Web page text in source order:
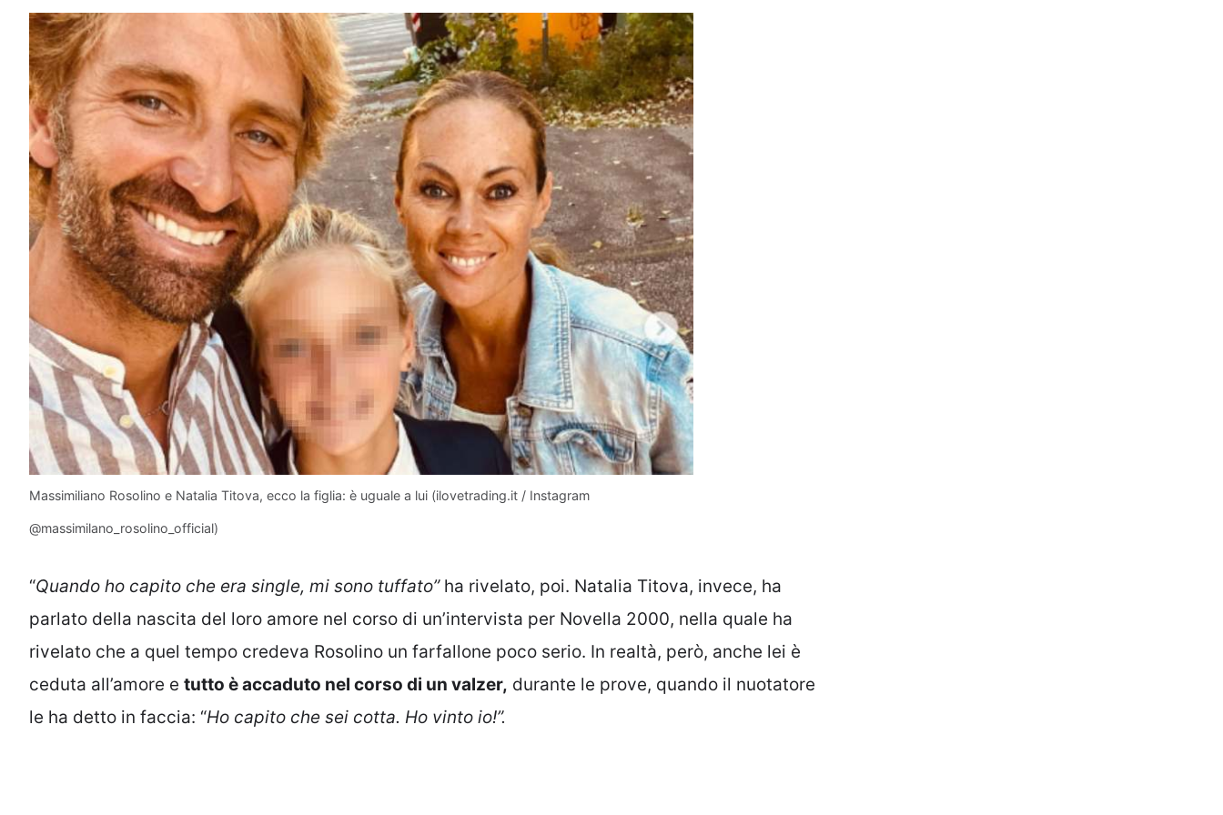
Massimiliano Rosolino e Natalia Titova, ecco la figlia: è uguale a lui (ilovetrading.it / Instagram
@massimilano_rosolino_official)
“Quando ho capito che era single, mi sono tuffato”ha rivelato, poi. Natalia Titova, invece, ha
parlato della nascita del loro amore nel corso di un’intervista per Novella 2000, nella quale ha
rivelato che a quel tempo credeva Rosolino un farfallone poco serio. In realtà, però, anche lei è
ceduta all’amore e tutto è accaduto nel corso di un valzer, durante le prove, quando il nuotatore
le ha detto in faccia: “Ho capito che sei cotta. Ho vinto io!”.